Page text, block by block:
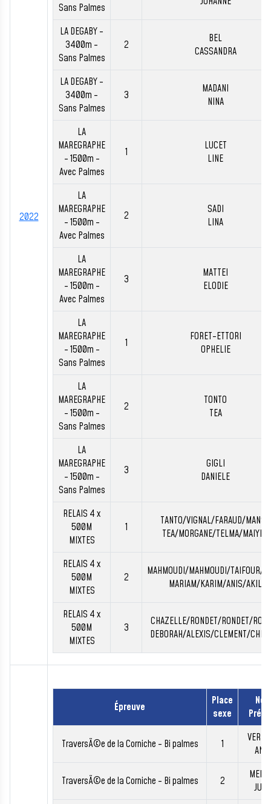
2022
Sans Palmes
LA DEGABY -
3400m -
Sans Palmes
2
BEL
CASSANDRA
LA DEGABY -
3400m -
Sans Palmes
3
MADANI
NINA
LA
MAREGRAPHE
- 1500m -
Avec Palmes
1
LUCET
LINE
LA
MAREGRAPHE
- 1500m -
Avec Palmes
2
SADI
LINA
LA
MAREGRAPHE
- 1500m -
Avec Palmes
3
MATTEI
ELODIE
LA
MAREGRAPHE
- 1500m -
Sans Palmes
1
FORET-ETTORI
OPHELIE
LA
MAREGRAPHE
- 1500m -
Sans Palmes
2
TONTO
TEA
LA
MAREGRAPHE
- 1500m -
Sans Palmes
3
GIGLI
DANIELE
RELAIS 4 x
500M
MIXTES
1
TANTO/VIGNAL/FARAUD/MANSO
TEA/MORGANE/TELMA/MAIYEN
RELAIS 4 x
500M
MIXTES
2
MAHMOUDI/MAHMOUDI/TAIFOUR/
MARIAM/KARIM/ANIS/AKIL
RELAIS 4 x
500M
MIXTES
3
CHAZELLE/RONDET/RONDET/
DEBORAH/ALEXIS/CLEMENT/
Épreuve
Place
sexe
TraversÃ©e de la Corniche - Bi palmes 1
TraversÃ©e de la Corniche - Bi palmes 2